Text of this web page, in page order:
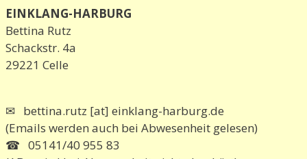
EINKLANG-HARBURG
Bettina Rutz
Schackstr. 4a
29221 Celle
✉ bettina.rutz [at] einklang-harburg.de
(Emails werden auch bei Abwesenheit gelesen)
☎ 05141/40 955 83